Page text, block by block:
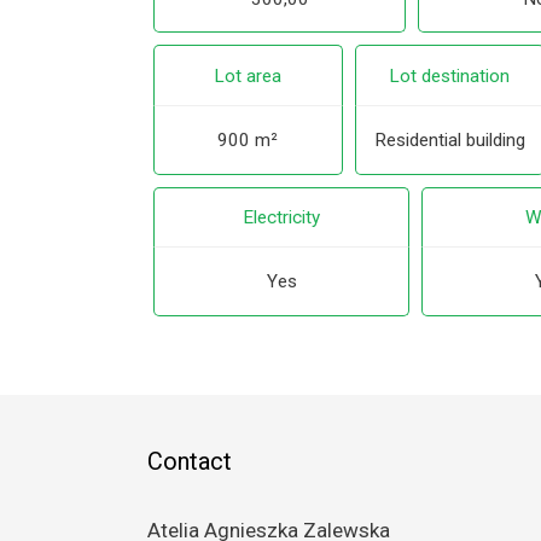
Lot area
900 m²
Lot destination
Residential building
Electricity
Yes
Contact
Atelia Agnieszka Zalewska